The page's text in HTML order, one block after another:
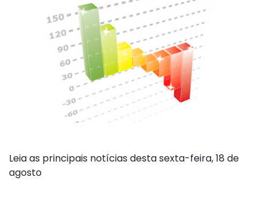
Leia as principais notícias desta sexta-feira, 18 de
agosto